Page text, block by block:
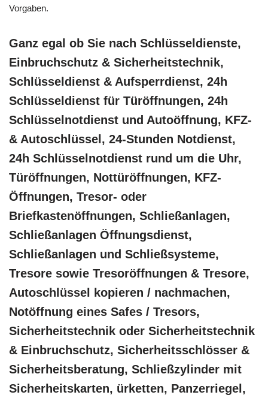
Vorgaben.
Ganz egal ob Sie nach Schlüsseldienste,
Einbruchschutz & Sicherheitstechnik,
Schlüsseldienst & Aufsperrdienst, 24h
Schlüsseldienst für Türöffnungen, 24h
Schlüsselnotdienst und Autoöffnung, KFZ-
& Autoschlüssel, 24-Stunden Notdienst,
24h Schlüsselnotdienst rund um die Uhr,
Türöffnungen, Nottüröffnungen, KFZ-
Öffnungen, Tresor- oder
Briefkastenöffnungen, Schließanlagen,
Schließanlagen Öffnungsdienst,
Schließanlagen und Schließsysteme,
Tresore sowie Tresoröffnungen & Tresore,
Autoschlüssel kopieren / nachmachen,
Notöffnung eines Safes / Tresors,
Sicherheitstechnik oder Sicherheitstechnik
& Einbruchschutz, Sicherheitsschlösser &
Sicherheitsberatung, Schließzylinder mit
Sicherheitskarten, ürketten, Panzerriegel,